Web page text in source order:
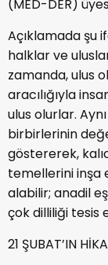
(MED-DER)
Açıklamada şu
halklar ve
zamanda, ulus
aracılığıyla
ulus olurlar.
birbirlerinin
göstererek,
temellerini inşa
alabilir; anadil
çok dilliliği tesis
21 ŞUBAT’IN